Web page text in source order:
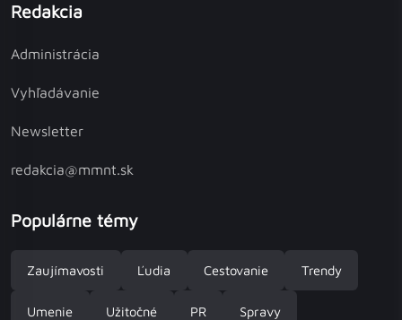
Redakcia
Administrácia
Vyhľadávanie
Newsletter
redakcia@mmnt.sk
Populárne témy
Zaujímavosti Ľudia Cestovanie Trendy
Umenie Užitočné PR Spravy